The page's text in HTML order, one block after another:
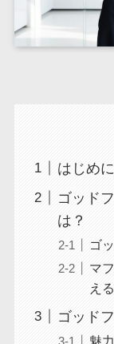
はじめに
ゴッド
は？
ゴ
マ
え
ゴッド
魅